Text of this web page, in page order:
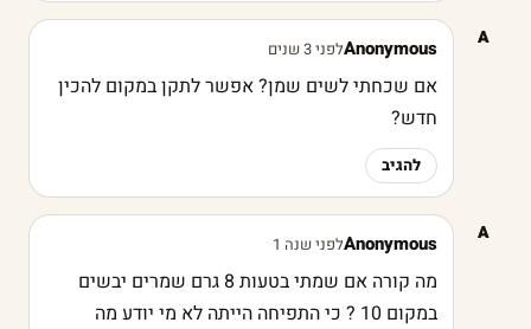
A
Anonymousלפני 3 שנים
אם שכחתי לשים שמן? אפשר לתקן במקום להכין
חדש?
להגיב
A
Anonymousלפני שנה 1
מה קורה אם שמתי בטעות 8 גרם שמרים יבשים
במקום 10 ? כי התפיחה הייתה לא מי יודע מה